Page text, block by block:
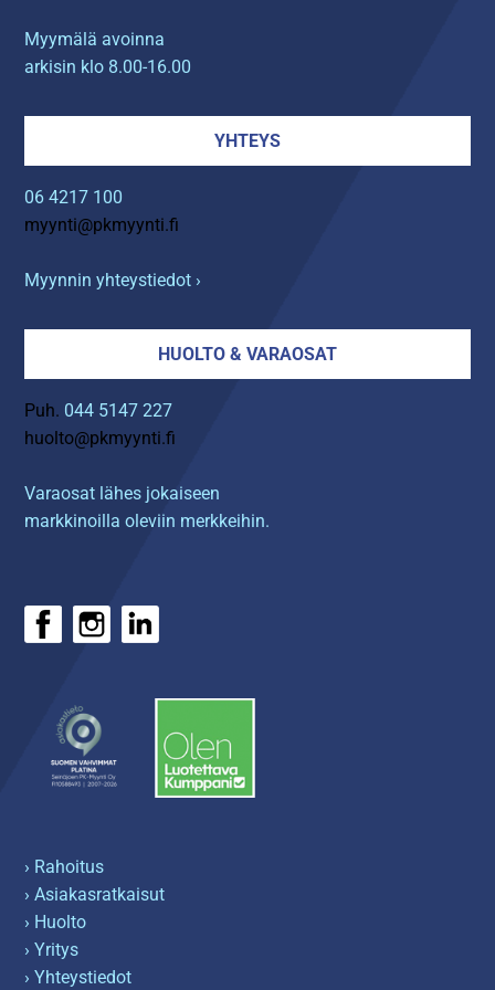
Myymälä avoinna
arkisin klo 8.00-16.00
YHTEYS
06 4217 100
myynti@pkmyynti.fi
Myynnin yhteystiedot ›
HUOLTO & VARAOSAT
Puh. 044 5147 227
huolto@pkmyynti.fi
Varaosat lähes jokaiseen
markkinoilla oleviin merkkeihin.
› Rahoitus
› Asiakasratkaisut
› Huolto
› Yritys
› Yhteystiedot